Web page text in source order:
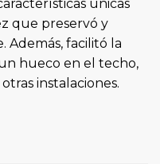
únicas
que preservó y
Además, facilitó la
hueco en el techo,
instalaciones.